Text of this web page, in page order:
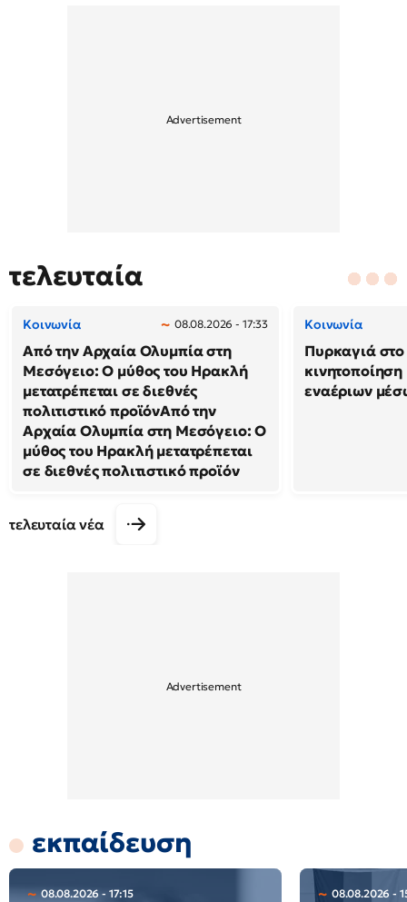
τελευταία
Κοινωνία 08.08.2026 - 17:33
Από την Αρχαία Ολυμπία στη
Μεσόγειο: Ο μύθος του Ηρακλή
μετατρέπεται σε διεθνές
πολιτιστικό προϊόνΑπό την
Αρχαία Ολυμπία στη Μεσόγειο: Ο
μύθος του Ηρακλή μετατρέπεται
σε διεθνές πολιτιστικό προϊόν
Κοινωνία
Πυρκαγιά
εναέριων
τελευταία νέα
εκπαίδευση
08.08.2026 - 17:15 08.08.2026 -